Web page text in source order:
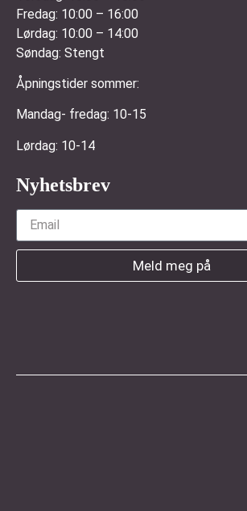
Fredag: 10:00 – 16:00
Lørdag: 10:00 – 14:00
Søndag: Stengt
Åpningstider sommer:
Mandag- fredag: 10-15
Lørdag: 10-14
Nyhetsbrev
Meld meg på